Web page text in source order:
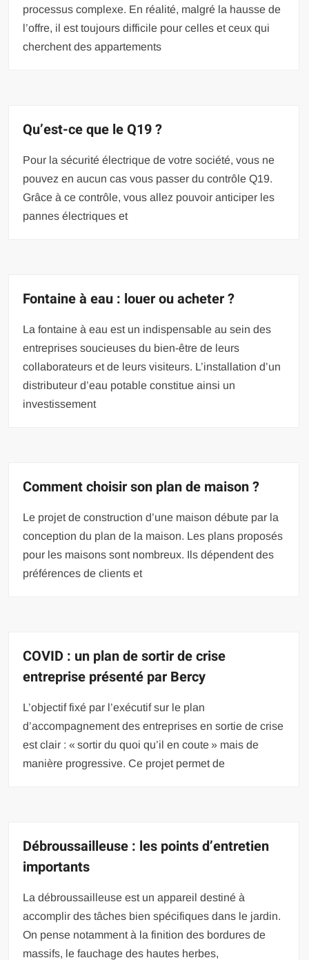
processus complexe. En réalité, malgré la hausse de
l’offre, il est toujours difficile pour celles et ceux qui
cherchent des appartements
Qu’est-ce que le Q19 ?
Pour la sécurité électrique de votre société, vous ne
pouvez en aucun cas vous passer du contrôle Q19.
Grâce à ce contrôle, vous allez pouvoir anticiper les
pannes électriques et
Fontaine à eau : louer ou acheter ?
La fontaine à eau est un indispensable au sein des
entreprises soucieuses du bien-être de leurs
collaborateurs et de leurs visiteurs. L’installation d’un
distributeur d’eau potable constitue ainsi un
investissement
Comment choisir son plan de maison ?
Le projet de construction d’une maison débute par la
conception du plan de la maison. Les plans proposés
pour les maisons sont nombreux. Ils dépendent des
préférences de clients et
COVID : un plan de sortir de crise
entreprise présenté par Bercy
L’objectif fixé par l’exécutif sur le plan
d’accompagnement des entreprises en sortie de crise
est clair : « sortir du quoi qu’il en coute » mais de
manière progressive. Ce projet permet de
Débroussailleuse : les points d’entretien
importants
La débroussailleuse est un appareil destiné à
accomplir des tâches bien spécifiques dans le jardin.
On pense notamment à la finition des bordures de
massifs, le fauchage des hautes herbes,